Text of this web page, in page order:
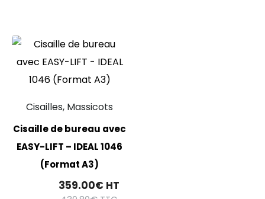
Cisailles, Massicots
Cisaille de bureau avec
EASY-LIFT – IDEAL 1046
(Format A3)
359.00€ HT